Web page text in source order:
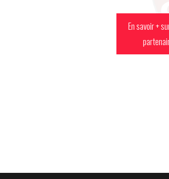
En savoir +